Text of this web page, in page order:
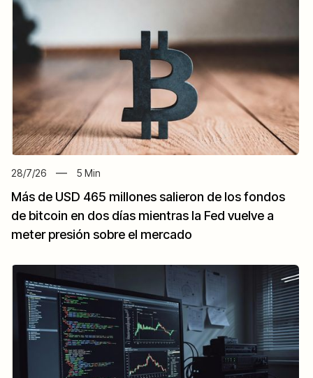
28/7/26 5 Min
Más de USD 465 millones salieron de los fondos
de bitcoin en dos días mientras la Fed vuelve a
meter presión sobre el mercado